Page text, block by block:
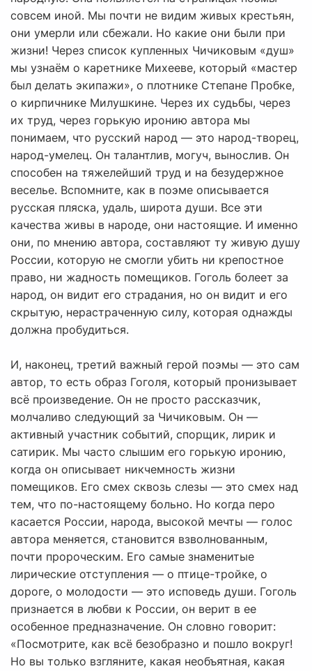
совсем иной. Мы почти не видим живых крестьян,
они умерли или сбежали. Но какие они были при
жизни! Через список купленных Чичиковым «душ»
мы узнаём о каретнике Михееве, который «мастер
был делать экипажи», о плотнике Степане Пробке,
о кирпичнике Милушкине. Через их судьбы, через
их труд, через горькую иронию автора мы
понимаем, что русский народ — это народ-творец,
народ-умелец. Он талантлив, могуч, вынослив. Он
способен на тяжелейший труд и на безудержное
веселье. Вспомните, как в поэме описывается
русская пляска, удаль, широта души. Все эти
качества живы в народе, они настоящие. И именно
они, по мнению автора, составляют ту живую душу
России, которую не смогли убить ни крепостное
право, ни жадность помещиков. Гоголь болеет за
народ, он видит его страдания, но он видит и его
скрытую, нерастраченную силу, которая однажды
должна пробудиться.
И, наконец, третий важный герой поэмы — это сам
автор, то есть образ Гоголя, который пронизывает
всё произведение. Он не просто рассказчик,
молчаливо следующий за Чичиковым. Он —
активный участник событий, спорщик, лирик и
сатирик. Мы часто слышим его горькую иронию,
когда он описывает никчемность жизни
помещиков. Его смех сквозь слезы — это смех над
тем, что по-настоящему больно. Но когда перо
касается России, народа, высокой мечты — голос
автора меняется, становится взволнованным,
почти пророческим. Его самые знаменитые
лирические отступления — о птице-тройке, о
дороге, о молодости — это исповедь души. Гоголь
признается в любви к России, он верит в ее
особенное предназначение. Он словно говорит:
«Посмотрите, как всё безобразно и пошло вокруг!
Но вы только взгляните, какая необъятная, какая